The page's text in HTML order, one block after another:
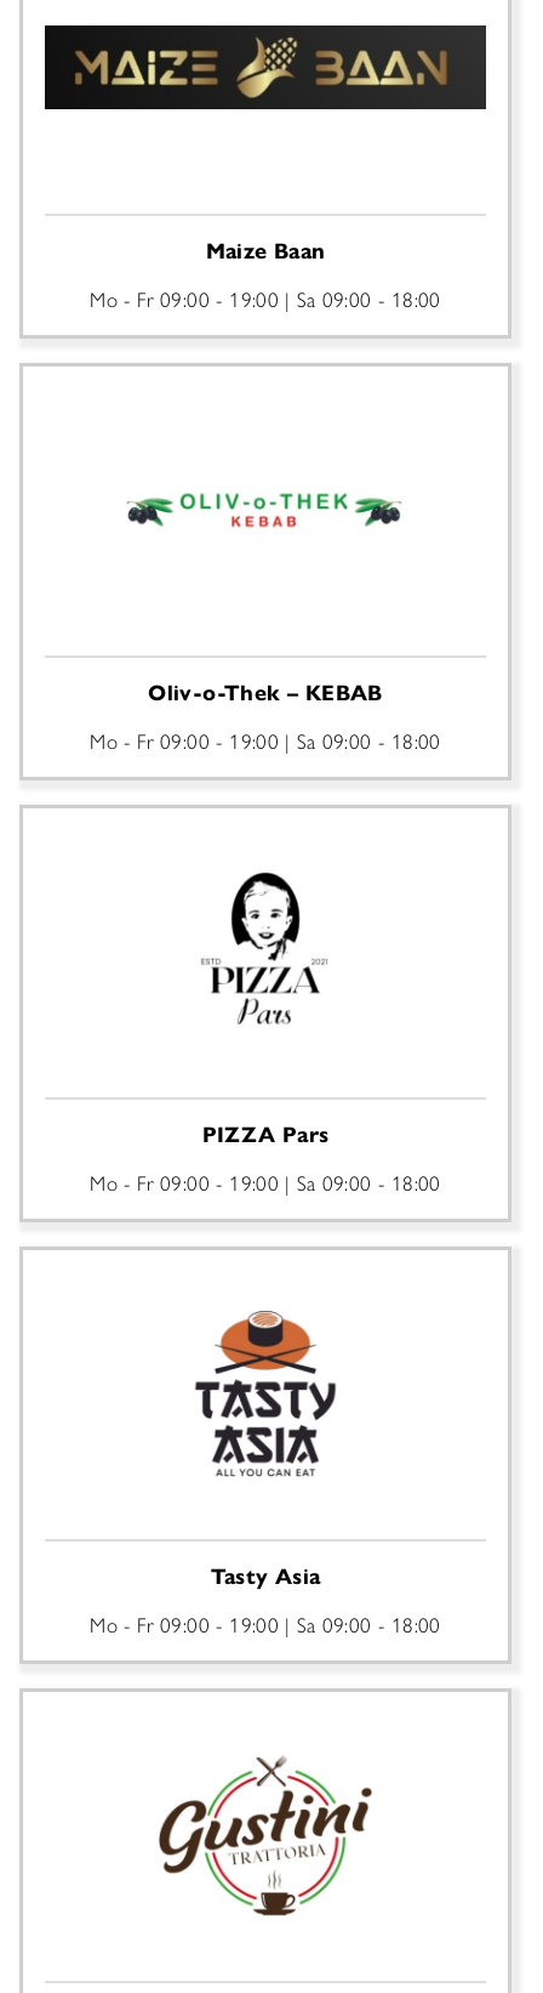
Maize Baan
Mo - Fr 09:00 - 19:00 Sa 09:00 - 18:00
Oliv-o-Thek – KEBAB
Mo - Fr 09:00 - 19:00 Sa 09:00 - 18:00
PIZZA Pars
Mo - Fr 09:00 - 19:00 Sa 09:00 - 18:00
Tasty Asia
Mo - Fr 09:00 - 19:00 Sa 09:00 - 18:00